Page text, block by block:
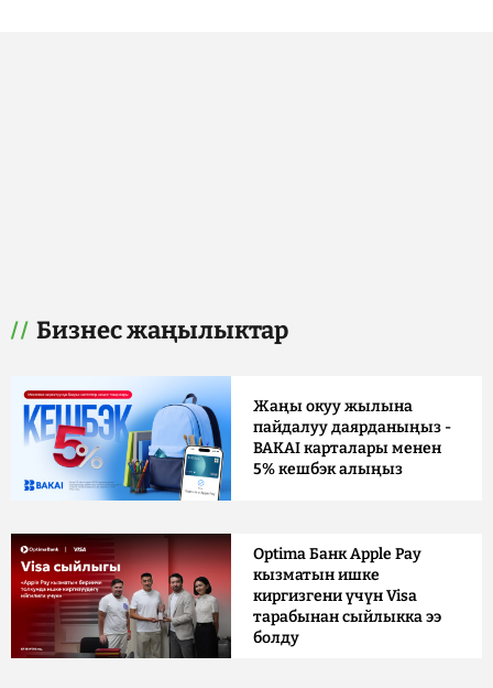
Бизнес жаңылыктар
Жаңы окуу жылына
пайдалуу даярданыңыз -
BAKAI карталары менен
5% кешбэк алыңыз
Optima Банк Apple Pay
кызматын ишке
киргизгени үчүн Visa
тарабынан сыйлыкка ээ
болду